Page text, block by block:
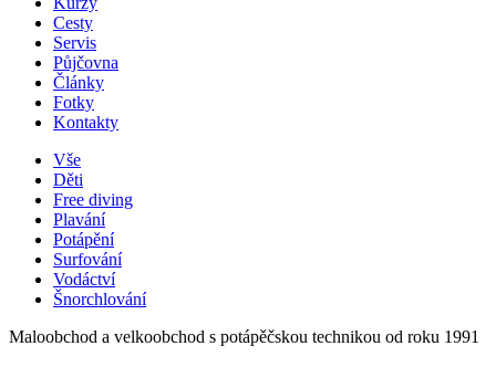
Cesty
Servis
Půjčovna
Články
Fotky
Kontakty
Vše
Děti
Free diving
Plavání
Potápění
Surfování
Vodáctví
Šnorchlování
Maloobchod a velkoobchod s potápěčskou technikou od roku 1991